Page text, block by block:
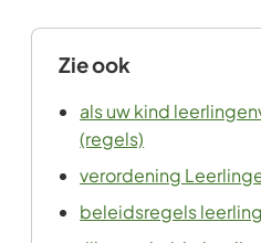
Zie ook
als uw kind
(regels)
verordening
beleidsregels